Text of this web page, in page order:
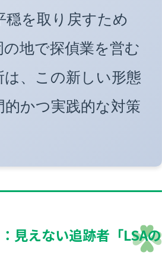
を取り戻すため
地で探偵業を営む
、この新しい形態
かつ実践的な対策
見えない追跡者「LSAの